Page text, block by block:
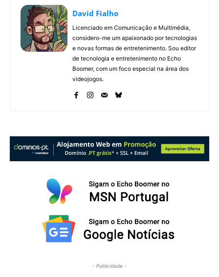
David Fialho
Licenciado em Comunicação e Multimédia,
considero-me um apaixonado por tecnologias
e novas formas de entretenimento. Sou editor
de tecnologia e entretenimento no Echo
Boomer, com um foco especial na área dos
videojogos.
- Publicidade -